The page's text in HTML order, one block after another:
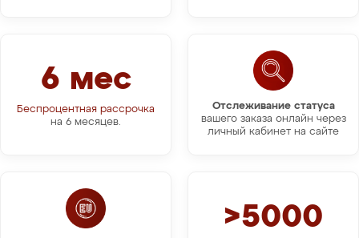
Отслеживание статуса
вашего заказа онлайн через
личный кабинет на сайте
6 мес
Беспроцентная рассрочка
на 6 месяцев.
>5000